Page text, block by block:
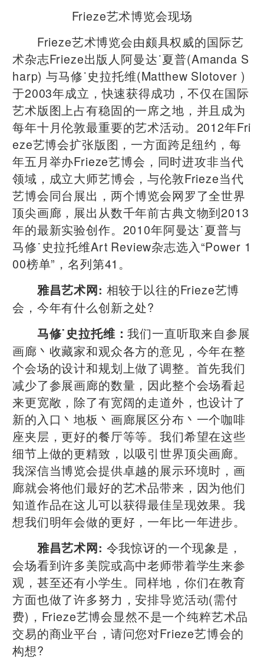
Frieze艺术博览会现场
Frieze艺术博览会由颇具权威的国际艺
术杂志Frieze出版人阿曼达˙夏普(Amanda S
harp) 与马修˙史拉托维(Matthew Slotover )
于2003年成立，快速获得成功，不仅在国际
艺术版图上占有稳固的一席之地，并且成为
每年十月伦敦最重要的艺术活动。2012年Fri
eze艺博会扩张版图，一方面跨足纽约，每
年五月举办Frieze艺博会，同时进攻非当代
领域，成立大师艺博会，与伦敦Frieze当代
艺博会同台展出，两个博览会网罗了全世界
顶尖画廊，展出从数千年前古典文物到2013
年的最新实验创作。2010年阿曼达˙夏普与
马修˙史拉托维Art Review杂志选入“Power 1
00榜单”，名列第41。
雅昌艺术网: 相较于以往的Frieze艺博
会，今年有什么创新之处?
马修˙史拉托维：我们一直听取来自参展
画廊丶收藏家和观众各方的意见，今年在整
个会场的设计和规划上做了调整。首先我们
减少了参展画廊的数量，因此整个会场看起
来更宽敞，除了有宽阔的走道外，也设计了
新的入口丶地板丶画廊展区分布丶一个咖啡
座夹层，更好的餐厅等等。我们希望在这些
细节上做的更精致，以吸引世界顶尖画廊。
我深信当博览会提供卓越的展示环境时，画
廊就会将他们最好的艺术品带来，因为他们
知道作品在这儿可以获得最佳呈现效果。我
想我们明年会做的更好，一年比一年进步。
雅昌艺术网: 令我惊讶的一个现象是，
会场看到许多美院或高中老师带着学生来参
观，甚至还有小学生。同样地，你们在教育
方面也做了许多努力，安排导览活动(需付
费)，Frieze艺博会显然不是一个纯粹艺术品
交易的商业平台，请问您对Frieze艺博会的
构想?